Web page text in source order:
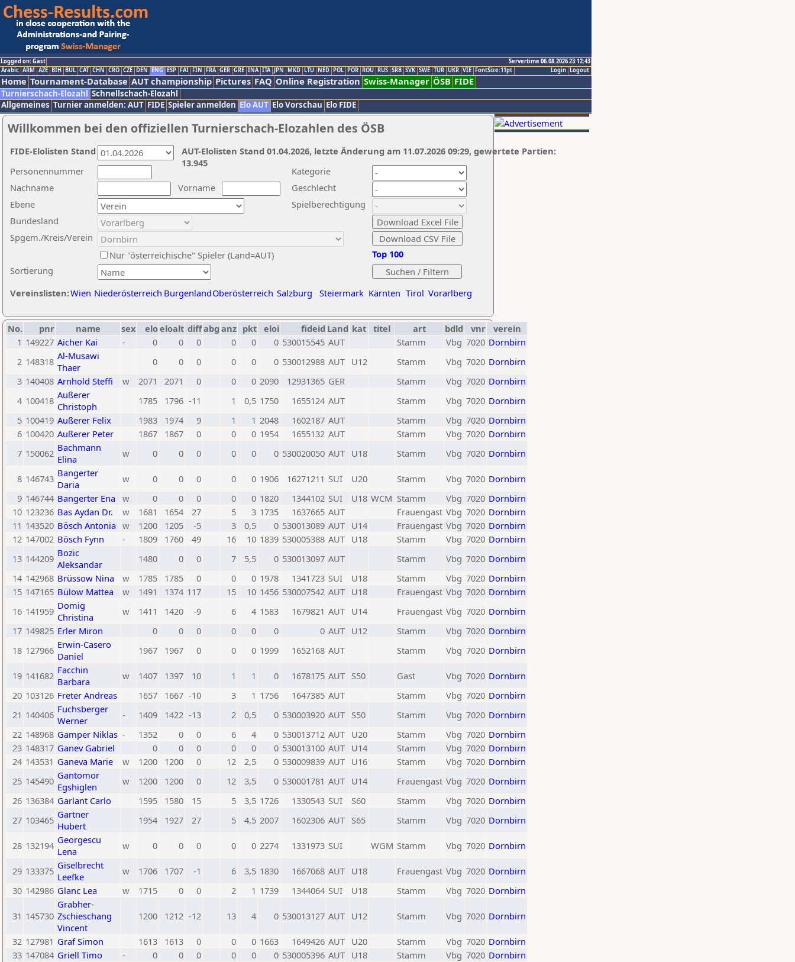
Logged on: Gast
Servertime 06.08.2026 23:12:43
Logout
Login
Arabic ARM AZE BIH BUL CAT CHN CRO CZE DEN ENG ESP FAI FIN FRA GER GRE INA ITA JPN MKD LTU NED POL POR ROU RUS SRB SVK SWE TUR UKR VIE FontSize:11pt
Home Tournament-Database AUT championship Pictures FAQ Online Registration Swiss-Manager ÖSB FIDE
Turnierschach-Elozahl Schnellschach-Elozahl
Allgemeines Turnier anmelden: AUT FIDE Spieler anmelden Elo AUT Elo Vorschau Elo FIDE
Willkommen bei den offiziellen Turnierschach-Elozahlen des ÖSB
Nachname
Vorname
Ebene
Kategorie
Sortierung
Personennummer
Bundesland
Spgem./Kreis/Verein
Geschlecht
Nur "österreichische" Spieler (Land=AUT)
Spielberechtigung
Vereinslisten:Wien Niederösterreich BurgenlandOberösterreich Salzburg Steiermark Kärnten Tirol Vorarlberg
Top 100
AUT-Elolisten Stand 01.04.2026, letzte Änderung am 11.07.2026 09:29, gewertete Partien:
13.945
FIDE-Elolisten Stand
No. pnr name sex eloeloalt diffabg anz pkt eloi fideid Land kat titel art bdld vnr
verein
1 149227 Aicher Kai - 0 0 0 0 0 0 530015545 AUT Stamm Vbg 7020 Dornbirn
2 148318 Al-Musawi
Thaer
0 0 0 0 0 0 530012988 AUT U12 Stamm Vbg 7020 Dornbirn
3 140408 Arnhold Steffi w 2071 2071 0 0 0 2090 12931365 GER Stamm Vbg 7020 Dornbirn
4 100418 Außerer
Christoph
1785 1796 -11 1 0,5 1750 1655124 AUT Stamm Vbg 7020 Dornbirn
5 100419 Außerer Felix 1983 1974 9 1 1 2048 1602187 AUT Stamm Vbg 7020 Dornbirn
6 100420 Außerer Peter 1867 1867 0 0 0 1954 1655132 AUT Stamm Vbg 7020 Dornbirn
7 150062 Bachmann
Elina
w 0 0 0 0 0 0 530020050 AUT U18 Stamm Vbg 7020 Dornbirn
8 146743 Bangerter
Daria
w 0 0 0 0 0 1906 16271211 SUI U20 Stamm Vbg 7020 Dornbirn
9 146744 Bangerter Ena w 0 0 0 0 0 1820 1344102 SUI U18 WCM Stamm Vbg 7020 Dornbirn
10 123236 Bas Aydan Dr. w 1681 1654 27 5 3 1735 1637665 AUT Frauengast Vbg 7020 Dornbirn
11 143520 Bösch Antonia w 1200 1205 -5 3 0,5 0 530013089 AUT U14 Frauengast Vbg 7020 Dornbirn
12 147002 Bösch Fynn - 1809 1760 49 16 10 1839 530005388 AUT U18 Stamm Vbg 7020 Dornbirn
13 144209 Bozic
Aleksandar
1480 0 0 7 5,5 0 530013097 AUT Stamm Vbg 7020 Dornbirn
14 142968 Brüssow Nina w 1785 1785 0 0 0 1978 1341723 SUI U18 Stamm Vbg 7020 Dornbirn
15 147165 Bülow Mattea w 1491 1374 117 15 10 1456 530007542 AUT U18 Frauengast Vbg 7020 Dornbirn
16 141959 Domig
Christina
w 1411 1420 -9 6 4 1583 1679821 AUT U14 Frauengast Vbg 7020 Dornbirn
17 149825 Erler Miron 0 0 0 0 0 0 0 AUT U12 Stamm Vbg 7020 Dornbirn
18 127966 Erwin-Casero
Daniel
1967 1967 0 0 0 1999 1652168 AUT Stamm Vbg 7020 Dornbirn
19 141682 Facchin
Barbara
w 1407 1397 10 1 1 0 1678175 AUT S50 Gast Vbg 7020 Dornbirn
20 103126 Freter Andreas 1657 1667 -10 3 1 1756 1647385 AUT Stamm Vbg 7020 Dornbirn
21 140406 Fuchsberger
Werner
- 1409 1422 -13 2 0,5 0 530003920 AUT S50 Stamm Vbg 7020 Dornbirn
22 148968 Gamper Niklas - 1352 0 0 6 4 0 530013712 AUT U20 Stamm Vbg 7020 Dornbirn
23 148317 Ganev Gabriel 0 0 0 0 0 0 530013100 AUT U14 Stamm Vbg 7020 Dornbirn
24 143531 Ganeva Marie w 1200 1200 0 12 2,5 0 530009839 AUT U16 Stamm Vbg 7020 Dornbirn
25 145490 Gantomor
Egshiglen
w 1200 1200 0 12 3,5 0 530001781 AUT U14 Frauengast Vbg 7020 Dornbirn
26 136384 Garlant Carlo 1595 1580 15 5 3,5 1726 1330543 SUI S60 Stamm Vbg 7020 Dornbirn
27 103465 Gartner
Hubert
1954 1927 27 5 4,5 2007 1602306 AUT S65 Stamm Vbg 7020 Dornbirn
28 132194 Georgescu
Lena
w 0 0 0 0 0 2274 1331973 SUI WGM Stamm Vbg 7020 Dornbirn
29 133375 Giselbrecht
Leefke
w 1706 1707 -1 6 3,5 1830 1667068 AUT U18 Frauengast Vbg 7020 Dornbirn
30 142986 Glanc Lea w 1715 0 0 2 1 1739 1344064 SUI U18 Stamm Vbg 7020 Dornbirn
31 145730
Grabher-
Zschieschang
Vincent
1200 1212 -12 13 4 0 530013127 AUT U12 Stamm Vbg 7020 Dornbirn
32 127981 Graf Simon 1613 1613 0 0 0 1663 1649426 AUT U20 Stamm Vbg 7020 Dornbirn
33 147084 Griell Timo - 0 0 0 0 0 0 530005396 AUT U18 Stamm Vbg 7020 Dornbirn